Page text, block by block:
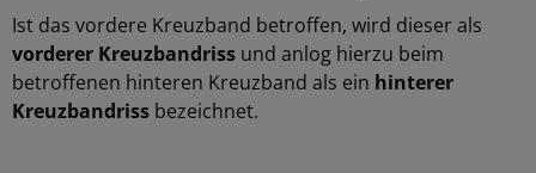
Ist das vordere Kreuzband betroffen, wird dieser als
vorderer Kreuzbandriss und anlog hierzu beim
betroffenen hinteren Kreuzband als ein hinterer
Kreuzbandriss bezeichnet.